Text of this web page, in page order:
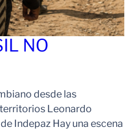
NO
desde las
Leonardo
Indepaz Hay una escena